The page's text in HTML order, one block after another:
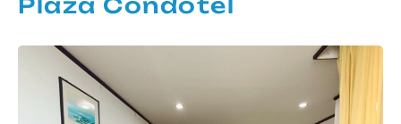
Plaza Condotel